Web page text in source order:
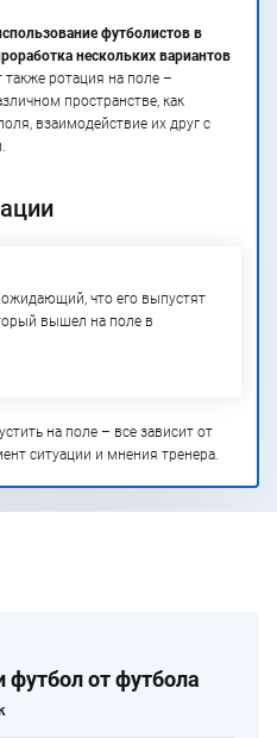
футболистов в
нескольких вариантов
также ротация на поле –
пространстве, как
взаимодействие их друг с
что его выпустят
вышел на поле в
на поле – все зависит от
ситуации и мнения тренера.
от футбола